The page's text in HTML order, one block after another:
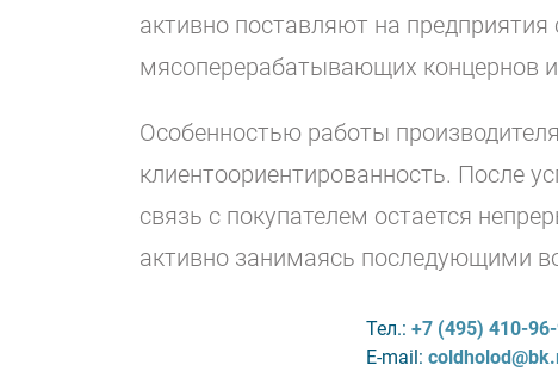
активно поставляют на
мясоперерабатывающих концернов
Особенностью работы
клиентоориентированность. После
связь с покупателем остается
активно занимаясь последующими
Тел.: +7 (495) 410-
E-mail: